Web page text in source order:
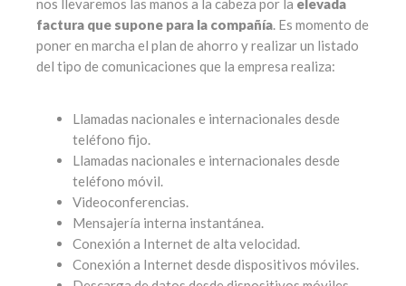
nos llevaremos las manos a la cabeza por la elevada
factura que supone para la compañía. Es momento de
poner en marcha el plan de ahorro y realizar un listado
del tipo de comunicaciones que la empresa realiza:
Llamadas nacionales e internacionales desde
teléfono fijo.
Llamadas nacionales e internacionales desde
teléfono móvil.
Videoconferencias.
Mensajería interna instantánea.
Conexión a Internet de alta velocidad.
Conexión a Internet desde dispositivos móviles.